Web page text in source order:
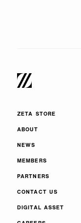
ZETA STORE
ABOUT
NEWS
MEMBERS
PARTNERS
CONTACT US
DIGITAL ASSET